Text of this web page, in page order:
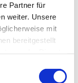
Partner für
weiter. Unsere
mit
bereitgestellt
nutzen.